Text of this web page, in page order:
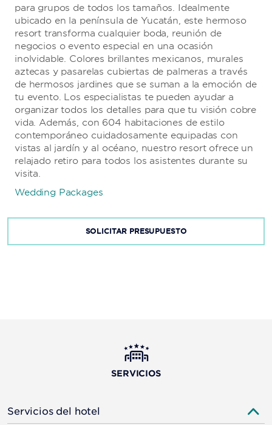
Day: 11:00–18:30
Night: 22:00–6:00
para grupos de todos los tamaños. Idealmente
ubicado en la península de Yucatán, este hermoso
resort transforma cualquier boda, reunión de
negocios o evento especial en una ocasión
inolvidable. Colores brillantes mexicanos, murales
aztecas y pasarelas cubiertas de palmeras a través
de hermosos jardines que se suman a la emoción de
tu evento. Los especialistas te pueden ayudar a
organizar todos los detalles para que tu visión cobre
vida. Además, con 604 habitaciones de estilo
contemporáneo cuidadosamente equipadas con
vistas al jardín y al océano, nuestro resort ofrece un
relajado retiro para todos los asistentes durante su
visita.
Wedding Packages
SOLICITAR PRESUPUESTO
SERVICIOS
Servicios del hotel